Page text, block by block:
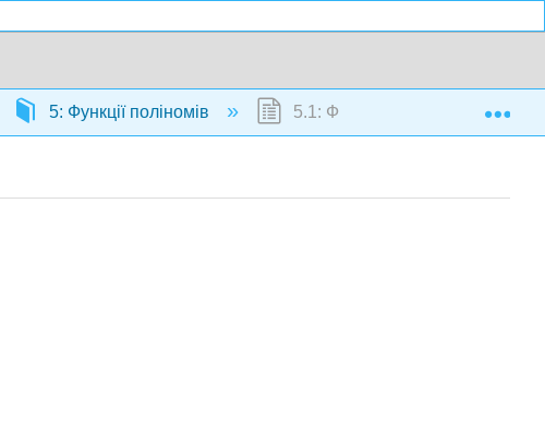
5: Функції поліномів 5.1: Функції